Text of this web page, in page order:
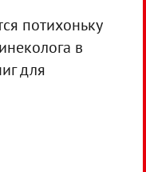
потихоньку
в
для